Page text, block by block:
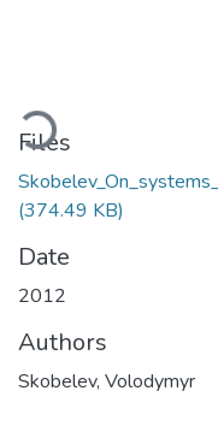
Loading...
Files
(374.49 KB)
Date
2012
Authors
Skobelev, Volodymyr